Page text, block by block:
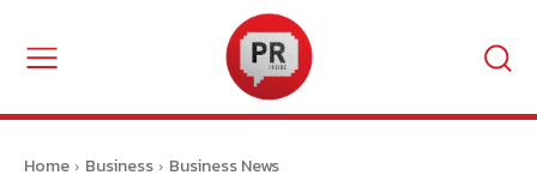
Home Business Business News